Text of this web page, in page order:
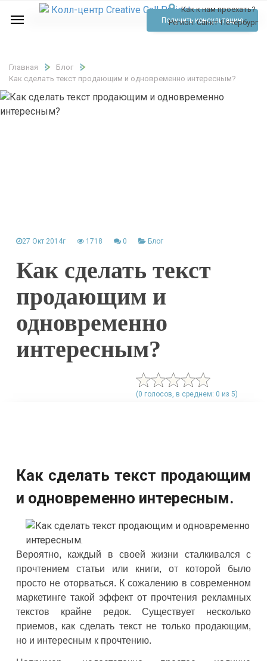
Как к нам проехать?
Регион:Санкт-Петербург
Отзывы
Тарифы
Контакты
Получить консультацию
Главная
Блог
Как сделать текст продающим и одновременно интересным?
27 Окт 2014г 1718 0 Блог
Как сделать текст
продающим и
одновременно
интересным?
(0 голосов, в среднем: 0 из 5)
Как сделать текст продающим
и одновременно интересным.
Вероятно, каждый в своей жизни сталкивался с
прочтением статьи или книги, от которой было
просто не оторваться. К сожалению в современном
маркетинге такой эффект от прочтения рекламных
текстов крайне редок. Существует несколько
приемов, как сделать текст не только продающим,
но и интересным к прочтению.